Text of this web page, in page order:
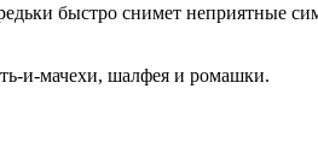
быстро снимет неприятные
и-мачехи, шалфея и ромашки.